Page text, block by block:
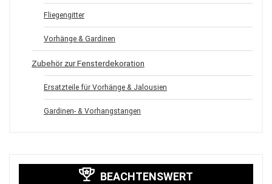
Fliegengitter
Vorhänge & Gardinen
Zubehör zur Fensterdekoration
Ersatzteile für Vorhänge & Jalousien
Gardinen- & Vorhangstangen
BEACHTENSWERT